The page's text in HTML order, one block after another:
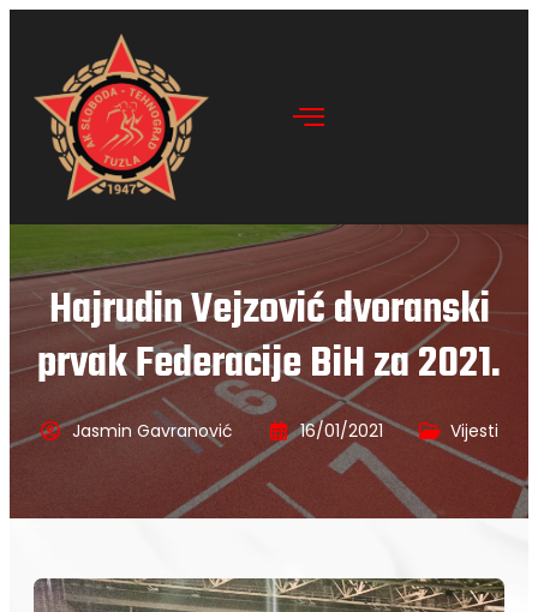
Hajrudin Vejzović dvoranski
prvak Federacije BiH za 2021.
Jasmin Gavranović 16/01/2021 Vijesti